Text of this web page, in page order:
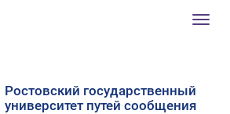
Ростовский государственный
университет путей сообщения